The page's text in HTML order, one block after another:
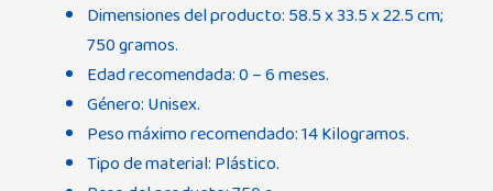
Dimensiones del producto: 58.5 x 33.5 x 22.5 cm;
750 gramos.
Edad recomendada: 0 – 6 meses.
Género: Unisex.
Peso máximo recomendado: 14 Kilogramos.
Tipo de material: Plástico.